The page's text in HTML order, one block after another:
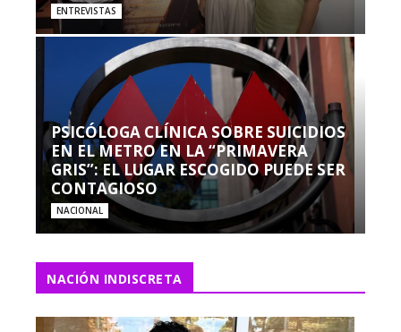
ENTREVISTAS
PSICÓLOGA CLÍNICA SOBRE SUICIDIOS
EN EL METRO EN LA “PRIMAVERA
GRIS”: EL LUGAR ESCOGIDO PUEDE SER
CONTAGIOSO
NACIONAL
NACIÓN INDISCRETA